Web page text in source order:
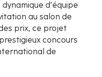
d’équipe
au salon de
prix, ce projet
concours
de